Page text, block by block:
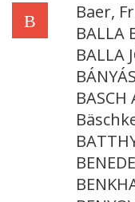
B
Baer,
BALLA
BALLA
BASCH